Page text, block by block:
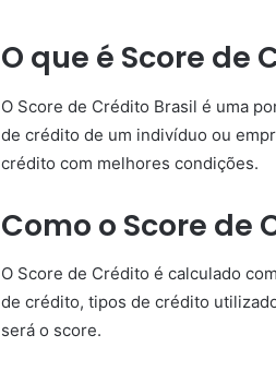
O que é Score de
O Score de Crédito Brasil é uma
de crédito de um indivíduo ou
crédito com melhores condições.
Como o Score de
O Score de Crédito é calculado
de crédito, tipos de crédito
será o score.